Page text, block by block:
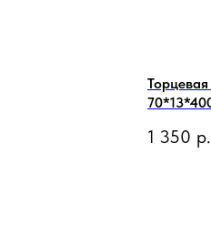
1 350 р.